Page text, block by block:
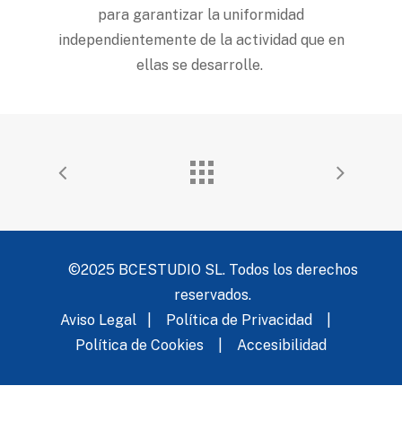
para garantizar la uniformidad
independientemente de la actividad que en
ellas se desarrolle.
©2025 BCESTUDIO SL. Todos los derechos
reservados.
Aviso Legal
Política de Privacidad
Política de Cookies
Accesibilidad